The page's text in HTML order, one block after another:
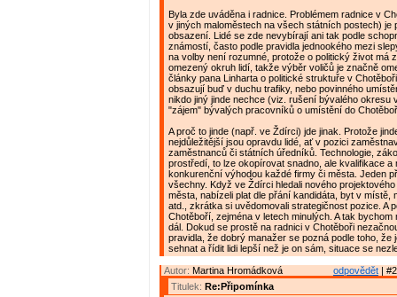
Byla zde uváděna i radnice. Problémem radnice v
v jiných maloměstech na všech státních postech) je
obsazení. Lidé se zde nevybírají ani tak podle
známostí, často podle pravidla jednookého mezi
na volby není rozumné, protože o politický život má
omezený okruh lidí, takže výběr voličů je značně
články pana Linharta o politické struktuře v
obsazují buď v duchu trafiky, nebo povinného
nikdo jiný jinde nechce (viz. rušení bývalého okresu
"zájem" bývalých pracovníků o umístění do
A proč to jinde (např. ve Ždírci) jde jinak. Protože
nejdůležitější jsou opravdu lidé, ať v pozici
zaměstnanců či státních úředníků. Technologie,
prostředí, to lze okopírovat snadno, ale kvalifikace a
konkurenční výhodou každé firmy či města. Jeden
všechny. Když ve Ždírci hledali nového
města, nabízeli plat dle přání kandidáta, byt v místě,
atd., zkrátka si uvědomovali strategičnost pozice. A
Chotěboří, zejména v letech minulých. A tak bychom
dál. Dokud se prostě na radnici v Chotěboři
pravidla, že dobrý manažer se pozná podle toho, že
sehnat a řídit lidi lepší než je on sám, situace se
odpovědět |
Autor: Martina Hromádková
Titulek: Re:Připomínka